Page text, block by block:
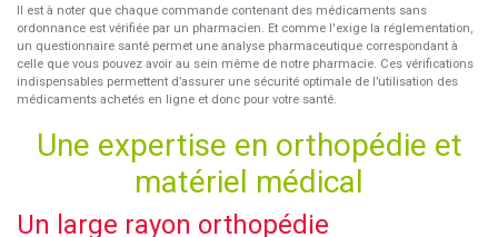
Il est à noter que chaque commande contenant des médicaments sans
ordonnance est vérifiée par un pharmacien. Et comme l'exige la réglementation,
un questionnaire santé permet une analyse pharmaceutique correspondant à
celle que vous pouvez avoir au sein même de notre pharmacie. Ces vérifications
indispensables permettent d’assurer une sécurité optimale de l’utilisation des
médicaments achetés en ligne et donc pour votre santé.
Une expertise en orthopédie et
matériel médical
Un large rayon orthopédie